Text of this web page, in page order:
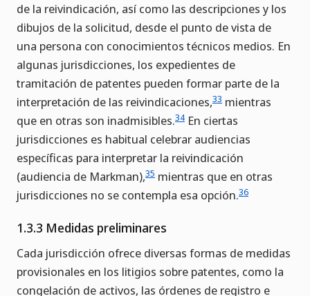
de la reivindicación, así como las descripciones y los
dibujos de la solicitud, desde el punto de vista de
una persona con conocimientos técnicos medios. En
algunas jurisdicciones, los expedientes de
tramitación de patentes pueden formar parte de la
interpretación de las reivindicaciones,33 mientras
que en otras son inadmisibles.34 En ciertas
jurisdicciones es habitual celebrar audiencias
específicas para interpretar la reivindicación
(audiencia de Markman),35 mientras que en otras
jurisdicciones no se contempla esa opción.36
1.3.3 Medidas preliminares
Cada jurisdicción ofrece diversas formas de medidas
provisionales en los litigios sobre patentes, como la
congelación de activos, las órdenes de registro e